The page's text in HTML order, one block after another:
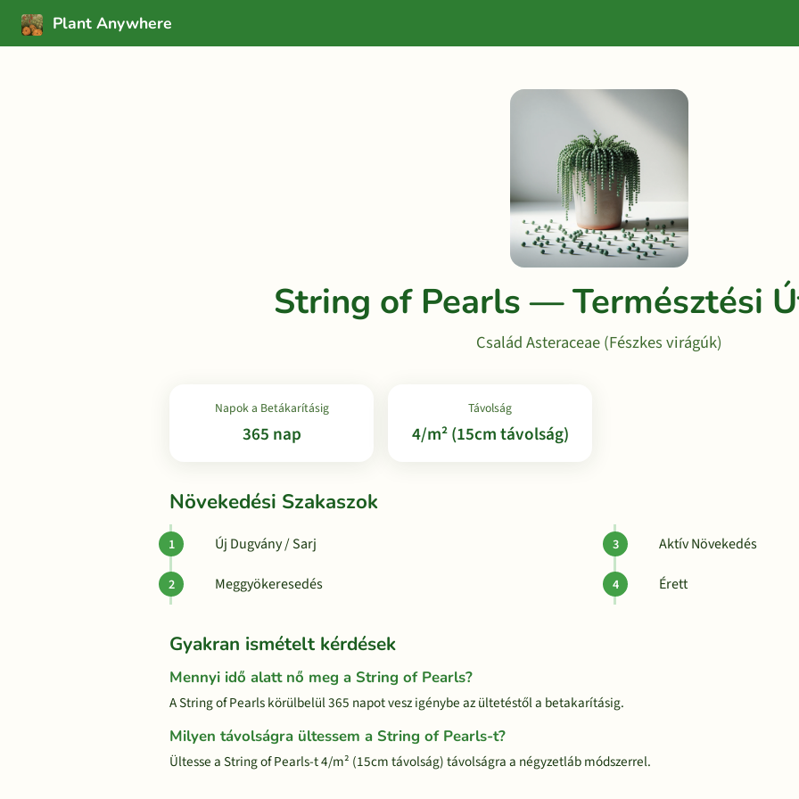
Plant Anywhere
String of Pearls — Természtési
Család Asteraceae (Fészkes virágúk)
Napok a Betákarításig
365 nap
Távolság
4/m² (15cm távolság)
Növekedési Szakaszok
Új Dugvány / Sarj
Meggyökeresedés
Aktív Növekedés
Érett
Gyakran ismételt kérdések
Mennyi idő alatt nő meg a String of Pearls?
A String of Pearls körülbelül 365 napot vesz igénybe az ültetéstől a betakarításig.
Milyen távolságra ültessem a String of Pearls-t?
Ültesse a String of Pearls-t 4/m² (15cm távolság) távolságra a négyzetláb módszerrel.